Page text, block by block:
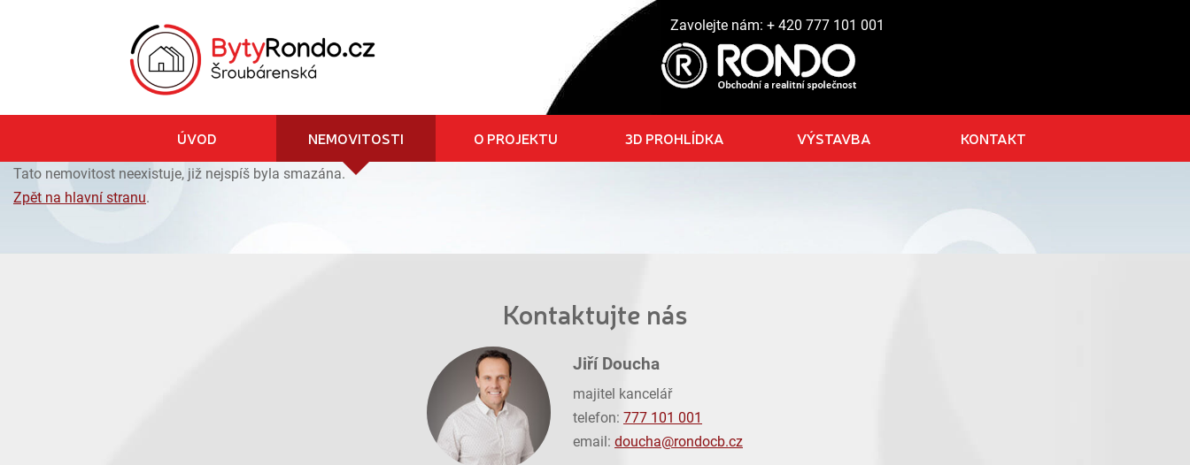
Zavolejte nám: + 420 777 101 001
ÚVOD NEMOVITOSTI O PROJEKTU 3D PROHLÍDKA VÝSTAVBA KONTAKT
Tato nemovitost neexistuje, již nejspíš byla smazána.
Zpět na hlavní stranu.
Kontaktujte nás
Jiří Doucha
majitel kancelář
telefon: 777 101 001
email: doucha@rondocb.cz